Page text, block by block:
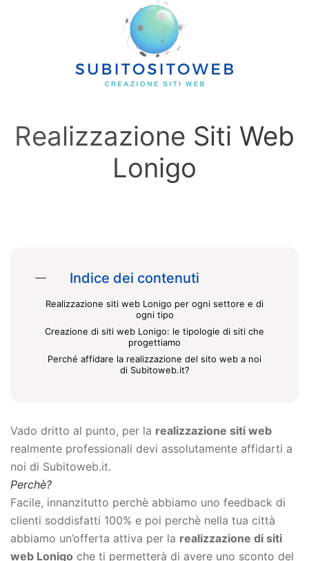
Skip to main content
Realizzazione Siti Web
Lonigo
Indice dei contenuti
Realizzazione siti web Lonigo per ogni settore e di
ogni tipo
Creazione di siti web Lonigo: le tipologie di siti che
progettiamo
Perché affidare la realizzazione del sito web a noi
di Subitoweb.it?
Vado dritto al punto, per la realizzazione siti web
realmente professionali devi assolutamente affidarti a
noi di Subitoweb.it.
Perchè?
Facile, innanzitutto perchè abbiamo uno feedback di
clienti soddisfatti 100% e poi perchè nella tua città
abbiamo un’offerta attiva per la realizzazione di siti
web Lonigo che ti permetterà di avere uno sconto del